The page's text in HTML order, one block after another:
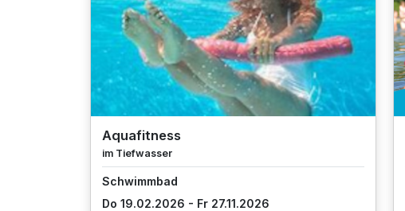
Aquafitness
im Tiefwasser
Schwimmbad
Do 19.02.2026 - Fr 27.11.2026